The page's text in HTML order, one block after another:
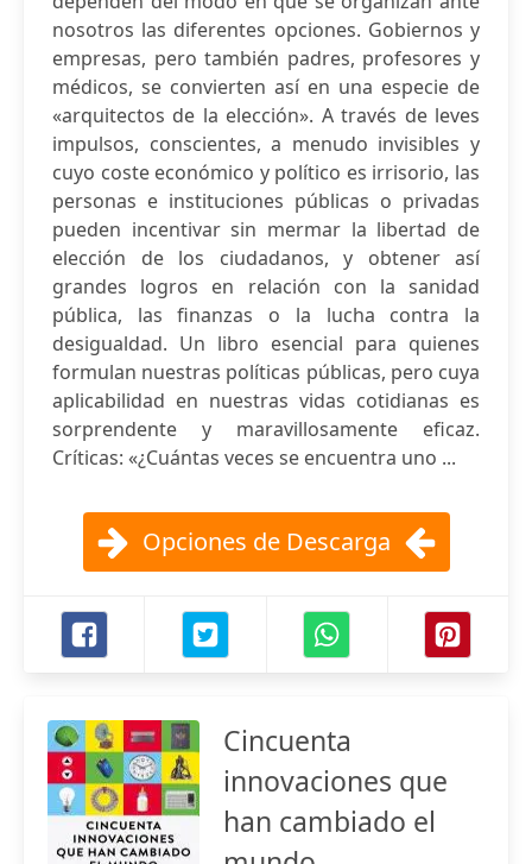
nosotros las diferentes opciones. Gobiernos y
empresas, pero también padres, profesores y
médicos, se convierten así en una especie de
«arquitectos de la elección». A través de leves
impulsos, conscientes, a menudo invisibles y
cuyo coste económico y político es irrisorio, las
personas e instituciones públicas o privadas
pueden incentivar sin mermar la libertad de
elección de los ciudadanos, y obtener así
grandes logros en relación con la sanidad
pública, las finanzas o la lucha contra la
desigualdad. Un libro esencial para quienes
formulan nuestras políticas públicas, pero cuya
aplicabilidad en nuestras vidas cotidianas es
sorprendente y maravillosamente eficaz.
Críticas: «¿Cuántas veces se encuentra uno ...
Opciones de Descarga
Cincuenta
innovaciones que
han cambiado el